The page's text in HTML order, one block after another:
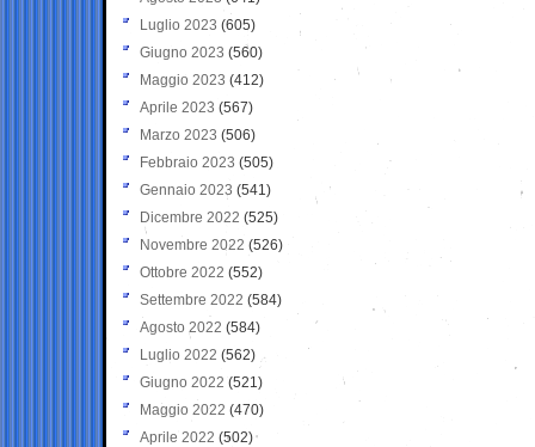
Luglio 2023 (605)
Giugno 2023 (560)
Maggio 2023 (412)
Aprile 2023 (567)
Marzo 2023 (506)
Febbraio 2023 (505)
Gennaio 2023 (541)
Dicembre 2022 (525)
Novembre 2022 (526)
Ottobre 2022 (552)
Settembre 2022 (584)
Agosto 2022 (584)
Luglio 2022 (562)
Giugno 2022 (521)
Maggio 2022 (470)
Aprile 2022 (502)